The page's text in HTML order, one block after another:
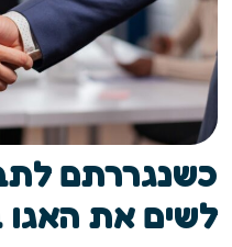
כשנגררתם
לשים את האגו